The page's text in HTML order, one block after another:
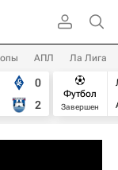
АПЛ Ла Лига
0
2
Футбол
Завершен